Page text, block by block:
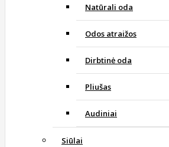
Natūrali oda
Odos atraižos
Dirbtinė oda
Pliušas
Audiniai
Siūlai